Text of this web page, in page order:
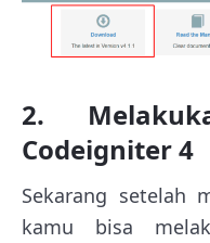
2.
Codeigniter 4
Sekarang setelah
kamu bisa